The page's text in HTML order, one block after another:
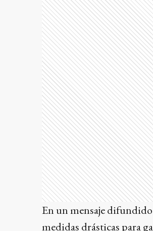
En un mensaje
medidas drásticas para